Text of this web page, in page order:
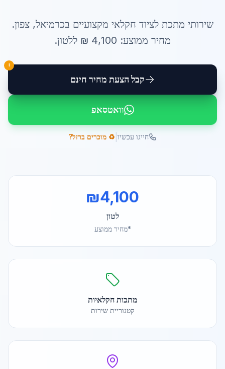
שירותי מתכת לציוד חקלאי מקצועיים בכרמיאל, צפון.
מחיר ממוצע: 4,100 ₪ ללטון.
קבל הצעת מחיר חינם
!
וואטסאפ
חייגו עכשיו ♻️ מוכרים ברזל?
₪4,100
לטון
*מחיר ממוצע
מתכות חקלאיות
קטגוריית שירות